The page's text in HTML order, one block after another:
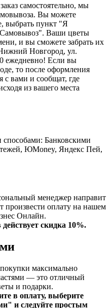
самостоятельно, мы
Вы можете
выбрать пункт "Я
Ваши цветы
и вы сможете забрать их
Новгород, ул.
ежедневно! Если вы
то после оформления
с вами и сообщат, где
из вашего места
Банковскими
ЮMoney, Яндекс Пей,
менеджер направит
произвести оплату на нашем
Онлайн.
скидка 10%.
максимально
— это отличный
и подарки.
в оплату, выберите
и следуйте простым